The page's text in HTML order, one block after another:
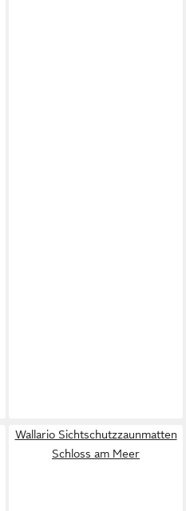
Wallario Sichtschutzzaunmatten
Schloss am Meer